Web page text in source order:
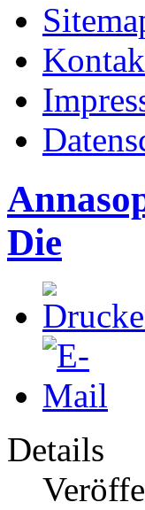
Die
Details